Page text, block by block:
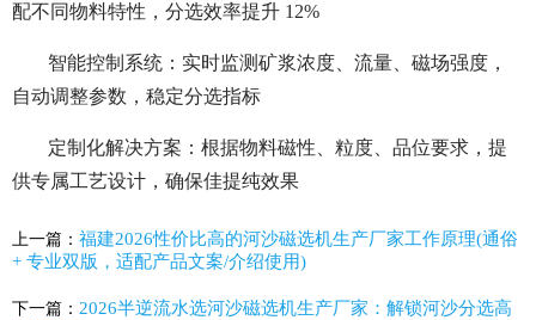
配不同物料特性，分选效率提升 12%
智能控制系统：实时监测矿浆浓度、流量、磁场强度，
自动调整参数，稳定分选指标
定制化解决方案：根据物料磁性、粒度、品位要求，提
供专属工艺设计，确保佳提纯效果
上一篇： 福建2026性价比高的河沙磁选机生产厂家工作原理(通俗
+ 专业双版，适配产品文案/介绍使用)
下一篇： 2026半逆流水选河沙磁选机生产厂家：解锁河沙分选高